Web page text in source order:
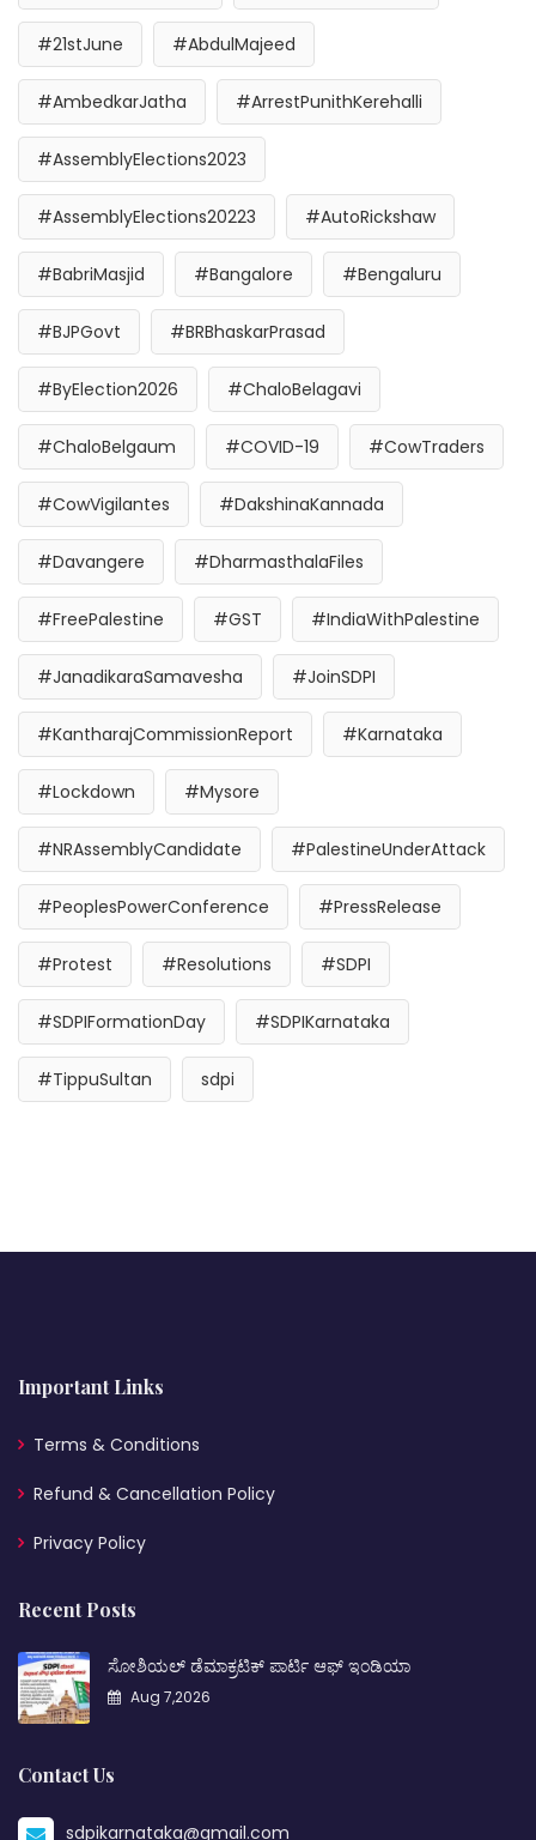
#21stJune #AbdulMajeed
#AmbedkarJatha #ArrestPunithKerehalli
#AssemblyElections2023
#AssemblyElections20223 #AutoRickshaw
#BabriMasjid #Bangalore #Bengaluru
#BJPGovt #BRBhaskarPrasad
#ByElection2026 #ChaloBelagavi
#ChaloBelgaum #COVID-19 #CowTraders
#CowVigilantes #DakshinaKannada
#Davangere #DharmasthalaFiles
#FreePalestine #GST #IndiaWithPalestine
#JanadikaraSamavesha #JoinSDPI
#KantharajCommissionReport #Karnataka
#Lockdown #Mysore
#NRAssemblyCandidate #PalestineUnderAttack
#PeoplesPowerConference #PressRelease
#Protest #Resolutions #SDPI
#SDPIFormationDay #SDPIKarnataka
#TippuSultan sdpi
Important Links
Terms & Conditions
Refund & Cancellation Policy
Privacy Policy
Recent Posts
ಸೋಶಿಯಲ್ ಡೆಮಾಕ್ರಟಿಕ್ ಪಾರ್ಟಿ ಆಫ್ ಇಂಡಿಯಾ
Aug 7,2026
Contact Us
sdpikarnataka@gmail.com